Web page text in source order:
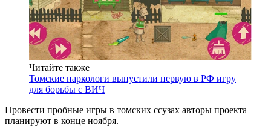
Читайте также
Томские наркологи выпустили первую в РФ игру
для борьбы с ВИЧ
Провести пробные игры в томских ссузах авторы проекта
планируют в конце ноября.